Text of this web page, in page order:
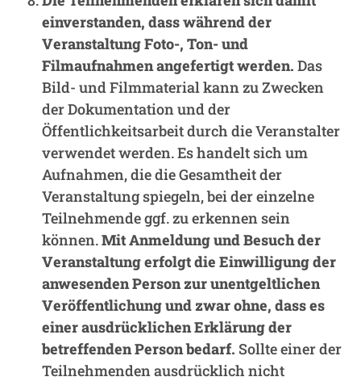
einverstanden, dass während der
Veranstaltung Foto-, Ton- und
Filmaufnahmen angefertigt werden. Das
Bild- und Filmmaterial kann zu Zwecken
der Dokumentation und der
Öffentlichkeitsarbeit durch die Veranstalter
verwendet werden. Es handelt sich um
Aufnahmen, die die Gesamtheit der
Veranstaltung spiegeln, bei der einzelne
Teilnehmende ggf. zu erkennen sein
können.Mit Anmeldung und Besuch der
Veranstaltung erfolgt die Einwilligung der
anwesenden Person zur unentgeltlichen
Veröffentlichung und zwar ohne, dass es
einer ausdrücklichen Erklärung der
betreffenden Person bedarf. Sollte einer der
Teilnehmenden ausdrücklich nicht